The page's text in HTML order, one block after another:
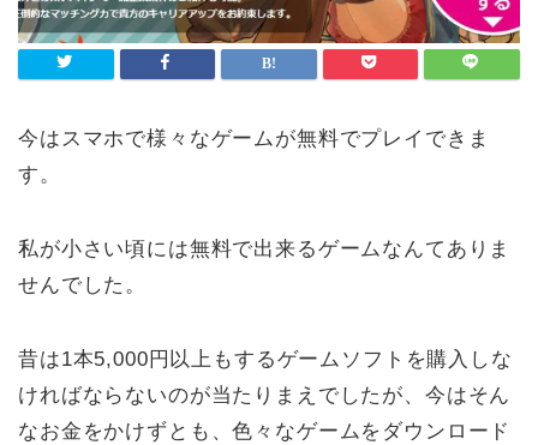
今はスマホで様々なゲームが無料でプレイできま
す。
私が小さい頃には無料で出来るゲームなんてありま
せんでした。
昔は1本5,000円以上もするゲームソフトを購入しな
ければならないのが当たりまえでしたが、今はそん
なお金をかけずとも、色々なゲームをダウンロード